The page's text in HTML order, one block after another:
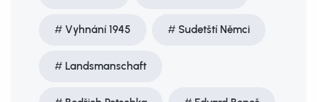
Vyhnání 1945 Sudetští Němci
Landsmanschaft